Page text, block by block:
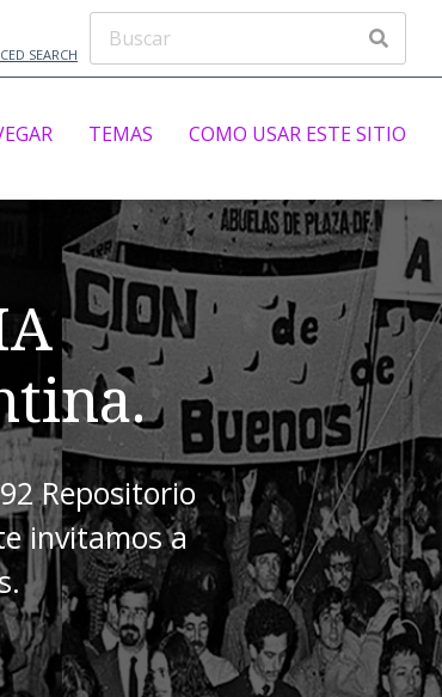
SEARCH
TEMAS COMO USAR ESTE SITIO
Repositorio
invitamos a